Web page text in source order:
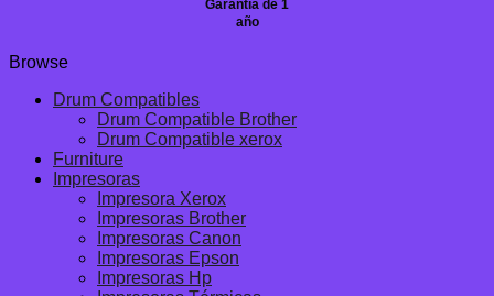
Garantía de 1
año
Browse
Drum Compatibles
Drum Compatible Brother
Drum Compatible xerox
Furniture
Impresoras
Impresora Xerox
Impresoras Brother
Impresoras Canon
Impresoras Epson
Impresoras Hp